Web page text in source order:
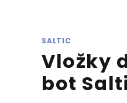
SALTIC
Vložky
bot